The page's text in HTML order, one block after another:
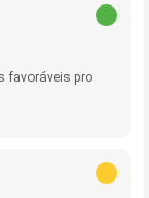
favoráveis pro